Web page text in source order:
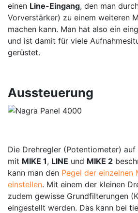
einen Line-Eingang, den man
Vorverstärker) zu einem weiteren
machen kann. Man hat also ein
und ist damit für viele
gerüstet.
Aussteuerung
Die Drehregler (Potentiometer)
mit MIKE 1, LINE und MIKE 2
kann man den Pegel der einzelnen
einstellen. Mit einem der kleinen
zudem gewisse Grundfilterungen
eingestellt werden. Das kann bei